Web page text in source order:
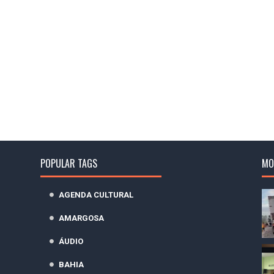
POPULAR TAGS
AGENDA CULTURAL
AMARGOSA
ÁUDIO
BAHIA